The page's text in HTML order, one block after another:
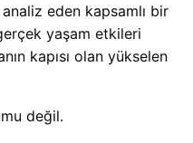
eden kapsamlı bir
yaşam etkileri
kapısı olan yükselen
değil.